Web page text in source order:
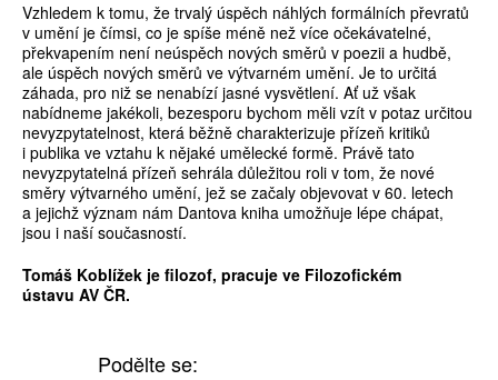
Vzhledem k tomu, že trvalý úspěch náhlých formálních převratů
v umění je čímsi, co je spíše méně než více očekávatelné,
překvapením není neúspěch nových směrů v poezii a hudbě,
ale úspěch nových směrů ve výtvarném umění. Je to určitá
záhada, pro niž se nenabízí jasné vysvětlení. Ať už však
nabídneme jakékoli, bezesporu bychom měli vzít v potaz určitou
nevyzpytatelnost, která běžně charakterizuje přízeň kritiků
i publika ve vztahu k nějaké umělecké formě. Právě tato
nevyzpytatelná přízeň sehrála důležitou roli v tom, že nové
směry výtvarného umění, jež se začaly objevovat v 60. letech
a jejichž význam nám Dantova kniha umožňuje lépe chápat,
jsou i naší současností.
Tomáš Koblížek je filozof, pracuje ve Filozofickém
ústavu AV ČR.
Podělte se: